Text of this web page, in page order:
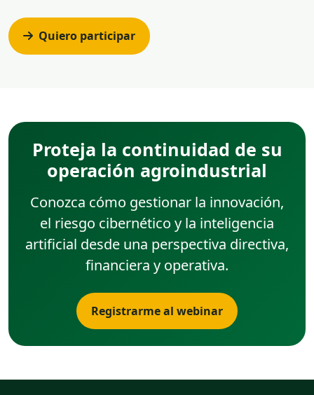
Quiero participar
Proteja la continuidad de su
operación agroindustrial
Conozca cómo gestionar la innovación,
el riesgo cibernético y la inteligencia
artificial desde una perspectiva directiva,
financiera y operativa.
Registrarme al webinar